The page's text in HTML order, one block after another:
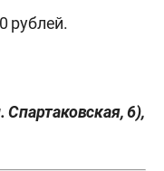
рублей.
6),